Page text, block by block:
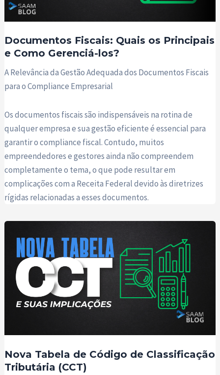
Documentos Fiscais: Quais os Principais
e Como Gerenciá-los?
A Relevância da Gestão Adequada dos Documentos Fiscais
para o Compliance Empresarial
Os documentos fiscais são indispensáveis na rotina de
qualquer empresa e sua gestão eficiente é essencial para
garantir o compliance fiscal. Contudo, muitos
empreendedores e gestores ainda não compreendem
completamente o tema, o que pode resultar em
complicações com a Receita Federal devido às diretrizes
rígidas relacionadas a esses documentos.
Nova Tabela de Código de Classificação
Tributária (CCT)